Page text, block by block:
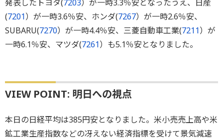
発表したトヨタ(7203）が一時3.3％安となったうえ、日産
(7201）が一時3.6％安、ホンダ(7267）が一時2.6％安、
SUBARU(7270）が一時4.4％安、三菱自動車工業(7211）が
一時6.1％安、マツダ(7261）も5.1％安となりました。
VIEW POINT: 明日への視点
本日の日経平均は385円安となりました。米小売売上高や米
鉱工業生産指数などの冴えない経済指標を受けて景気減速